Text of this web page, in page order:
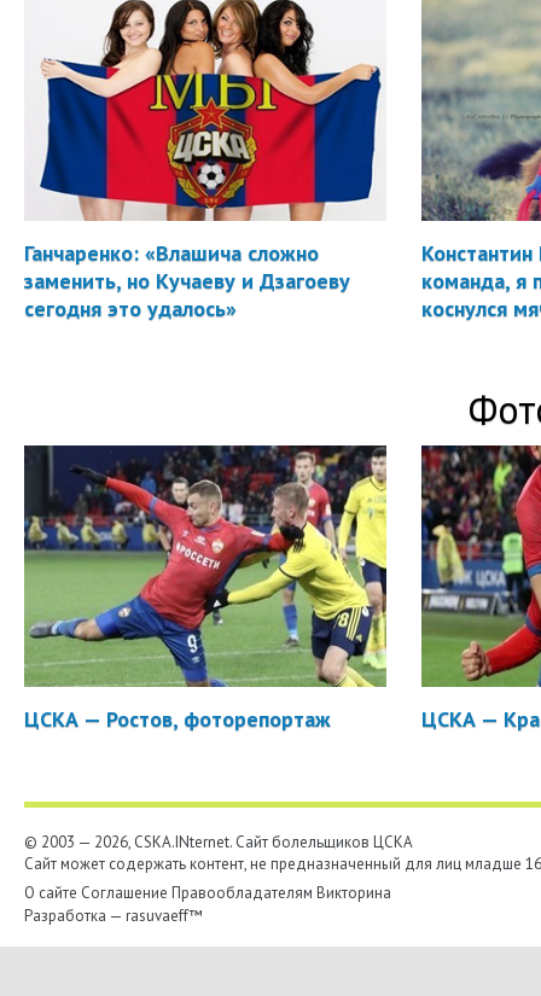
Ганчаренко: «Влашича сложно
заменить, но Кучаеву и Дзагоеву
сегодня это удалось»
Константин
команда, я
коснулся
ЦСКА — Ростов, фоторепортаж ЦСКА —
© 2003 — 2026, CSKA.INternet. Cайт болельщиков ЦСКА
Сайт может содержать контент, не предназначенный для лиц младше
О сайте Соглашение Правообладателям Викторина
Разработка — rasuvaeff™